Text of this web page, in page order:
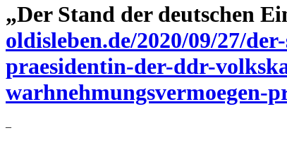
„Der Stand der deutschen
oldisleben.de/2020/09/27/
praesidentin-der-ddr-
warhnehmungsvermoegen-
–